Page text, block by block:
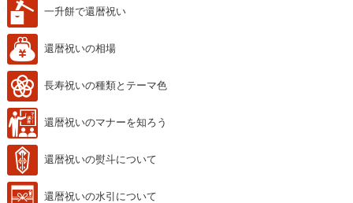
一升餅で還暦祝い
還暦祝いの相場
長寿祝いの種類とテーマ色
還暦祝いのマナーを知ろう
還暦祝いの熨斗について
還暦祝いの水引について